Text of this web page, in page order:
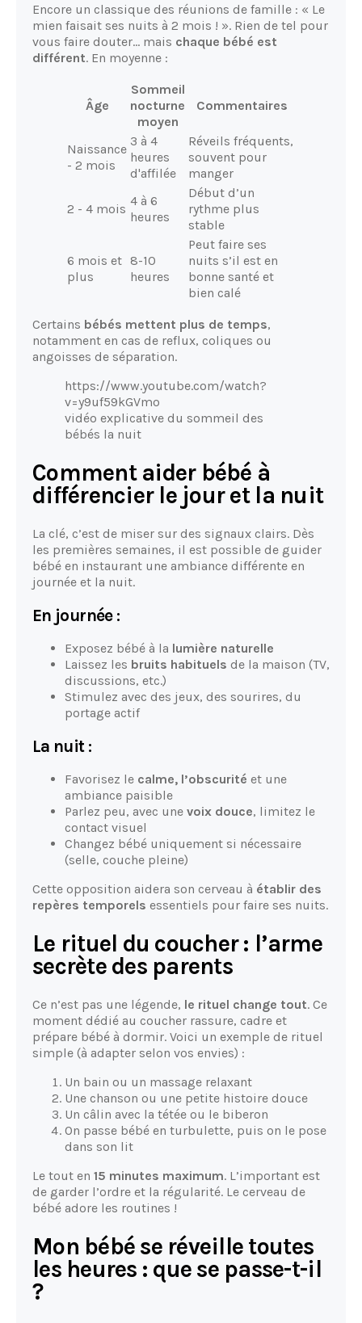
Encore un classique des réunions de famille : « Le
mien faisait ses nuits à 2 mois ! ». Rien de tel pour
vous faire douter… mais chaque bébé est
différent. En moyenne :
Âge
Sommeil
nocturne
moyen
Commentaires
Naissance
- 2 mois
3 à 4
heures
d'affilée
Réveils fréquents,
souvent pour
manger
2 - 4 mois
4 à 6
heures
Début d’un
rythme plus
stable
6 mois et
plus
8-10
heures
Peut faire ses
nuits s’il est en
bonne santé et
bien calé
Certains bébés mettent plus de temps,
notamment en cas de reflux, coliques ou
angoisses de séparation.
https://www.youtube.com/watch?
v=y9uf59kGVmo
vidéo explicative du sommeil des
bébés la nuit
Comment aider bébé à
différencier le jour et la nuit
La clé, c’est de miser sur des signaux clairs. Dès
les premières semaines, il est possible de guider
bébé en instaurant une ambiance différente en
journée et la nuit.
En journée :
Exposez bébé à la lumière naturelle
Laissez les bruits habituels de la maison (TV,
discussions, etc.)
Stimulez avec des jeux, des sourires, du
portage actif
La nuit :
Favorisez le calme, l’obscurité et une
ambiance paisible
Parlez peu, avec une voix douce, limitez le
contact visuel
Changez bébé uniquement si nécessaire
(selle, couche pleine)
Cette opposition aidera son cerveau à établir des
repères temporels essentiels pour faire ses nuits.
Le rituel du coucher : l’arme
secrète des parents
Ce n’est pas une légende, le rituel change tout. Ce
moment dédié au coucher rassure, cadre et
prépare bébé à dormir. Voici un exemple de rituel
simple (à adapter selon vos envies) :
Un bain ou un massage relaxant
Une chanson ou une petite histoire douce
Un câlin avec la tétée ou le biberon
On passe bébé en turbulette, puis on le pose
dans son lit
Le tout en 15 minutes maximum. L’important est
de garder l’ordre et la régularité. Le cerveau de
bébé adore les routines !
Mon bébé se réveille toutes
les heures : que se passe-t-il
?